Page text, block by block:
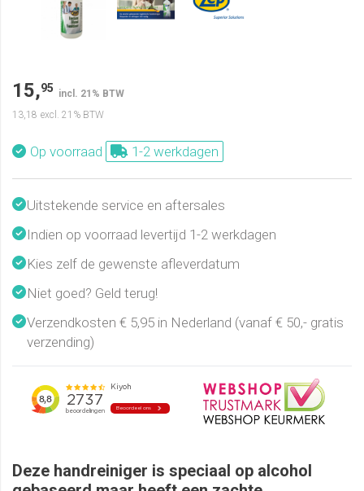
15,95 incl. 21% BTW
13,18 excl. 21% BTW
Op voorraad 1-2 werkdagen
Uitstekende service en aftersales
Indien op voorraad levertijd 1-2 werkdagen
Kies zelf de gewenste afleverdatum
Niet goed? Geld terug!
Verzendkosten € 5,95 in Nederland (vanaf € 50,- gratis
verzending)
Deze handreiniger is speciaal op alcohol